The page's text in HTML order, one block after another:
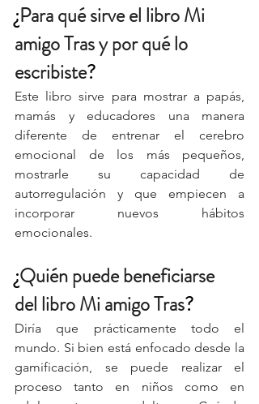
¿Para qué sirve el libro Mi
amigo Tras y por qué lo
escribiste?
Este libro sirve para mostrar a papás,
mamás y educadores una manera
diferente de entrenar el cerebro
emocional de los más pequeños,
mostrarle su capacidad de
autorregulación y que empiecen a
incorporar nuevos hábitos
emocionales.
¿Quién puede beneficiarse
del libro Mi amigo Tras?
Diría que prácticamente todo el
mundo. Si bien está enfocado desde la
gamificación, se puede realizar el
proceso tanto en niños como en